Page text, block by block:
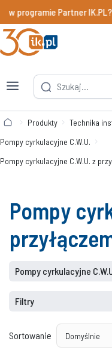
w programie Partner IK.PL?
Produkty Technika
Pompy cyrkulacyjne C.W.U.
Pompy cyrkulacyjne C.W.U. z
Pompy
Pompy cyrkulacyjne
Filtry
Sortowanie